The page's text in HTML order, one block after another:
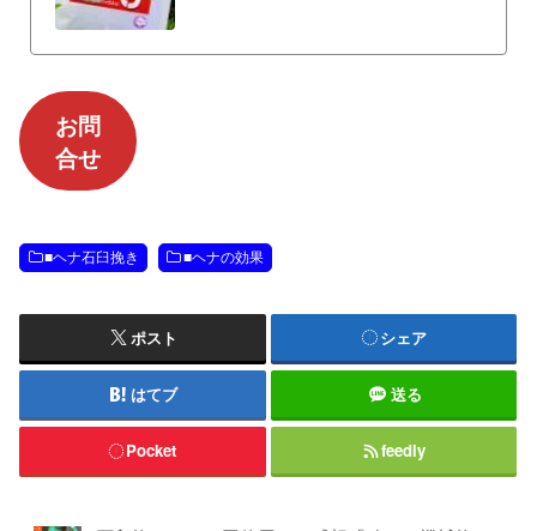
お問
合せ
■ヘナ石臼挽き ■ヘナの効果
ポスト シェア
はてブ 送る
Pocket feedly